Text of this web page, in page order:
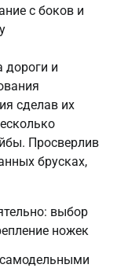
с боков и
дороги и
сделав их
Просверлив
брусках,